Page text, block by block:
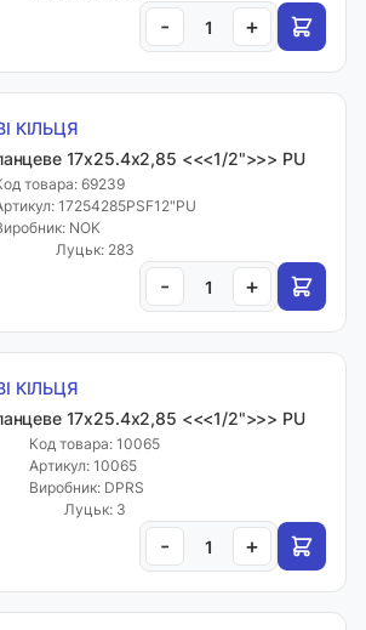
- +
КІЛЬЦЯ
17х25.4х2,85 <<<1/2">>> PU
товара: 69239
17254285PSF12"PU
NOK
Луцьк: 283
- +
КІЛЬЦЯ
17х25.4х2,85 <<<1/2">>> PU
Код товара: 10065
Артикул: 10065
Виробник: DPRS
Луцьк: 3
- +